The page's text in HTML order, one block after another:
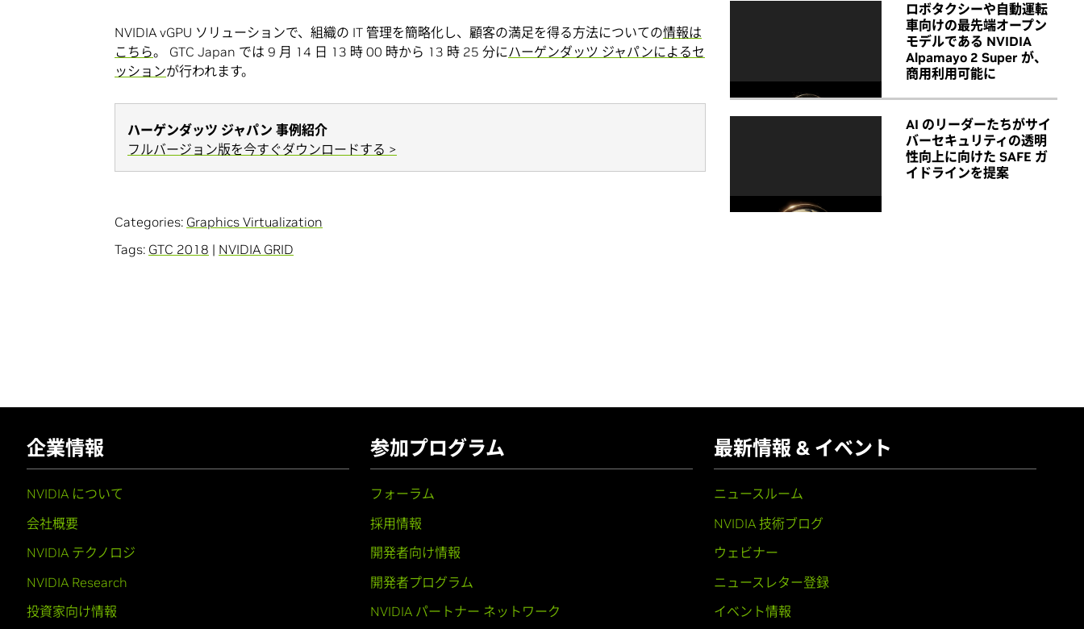
NVIDIA vGPU ソリューションで、組織の IT 管理を簡略化し、顧客の満足を得る方法についての情報は
こちら。 GTC Japan では 9 月 14 日 13 時 00 時から 13 時 25 分にハーゲンダッツ ジャパンによるセ
ッションが行われます。
ハーゲンダッツ ジャパン 事例紹介
フルバージョン版を今すぐダウンロードする >
Categories: Graphics Virtualization
Tags: GTC 2018 | NVIDIA GRID
ロボタクシーや自動運転
車向けの最先端オープン
モデルである NVIDIA
Alpamayo 2 Super が、
商用利用可能に
AI のリーダーたちがサイ
バーセキュリティの透明
性向上に向けた SAFE ガ
イドラインを提案
企業情報
NVIDIA について
会社概要
NVIDIA テクノロジ
NVIDIA Research
投資家向け情報
参加プログラム
フォーラム
採用情報
開発者向け情報
開発者プログラム
NVIDIA パートナー ネットワーク
最新情報 & イベント
ニュースルーム
NVIDIA 技術ブログ
ウェビナー
ニュースレター登録
イベント情報